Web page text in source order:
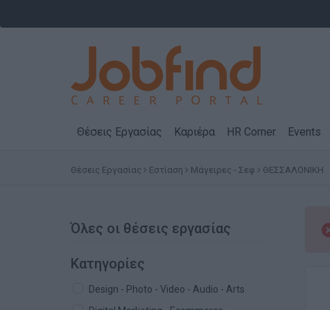
Θέσεις Εργασίας Καριέρα HR Corner Events
Θέσεις Εργασίας Εστίαση Μάγειρες - Σεφ ΘΕΣΣΑΛΟΝΙΚΗ
Όλες οι θέσεις εργασίας
Κατηγορίες
Design - Photo - Video - Audio - Arts